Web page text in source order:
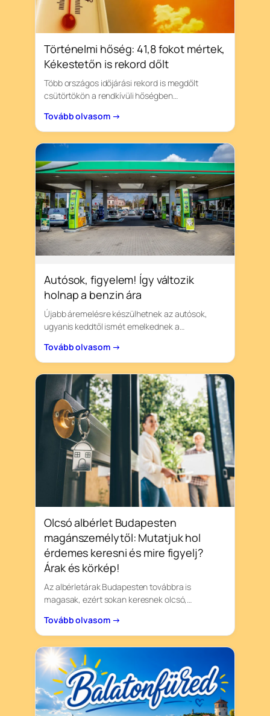
Történelmi hőség: 41,8 fokot mértek,
Kékestetőn is rekord dőlt
Több országos időjárási rekord is megdőlt
csütörtökön a rendkívüli hőségben…
Tovább olvasom →
Autósok, figyelem! Így változik
holnap a benzin ára
Újabb áremelésre készülhetnek az autósok,
ugyanis keddtől ismét emelkednek a…
Tovább olvasom →
Olcsó albérlet Budapesten
magánszemélytől: Mutatjuk hol
érdemes keresni és mire figyelj?
Árak és körkép!
Az albérletárak Budapesten továbbra is
magasak, ezért sokan keresnek olcsó,…
Tovább olvasom →